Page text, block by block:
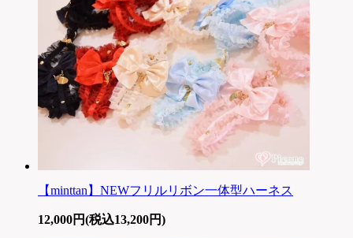
【minttan】NEWフリルリボン一体型ハーネス
12,000円(税込13,200円)